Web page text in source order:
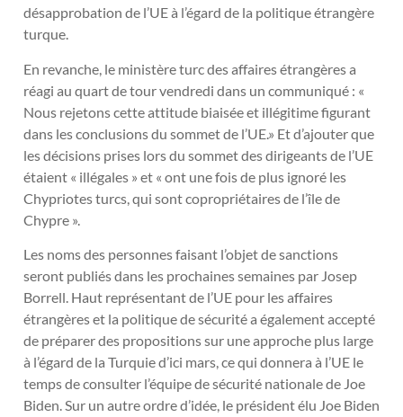
désapprobation de l’UE à l’égard de la politique étrangère
turque.
En revanche, le ministère turc des affaires étrangères a
réagi au quart de tour vendredi dans un communiqué : «
Nous rejetons cette attitude biaisée et illégitime figurant
dans les conclusions du sommet de l’UE.» Et d’ajouter que
les décisions prises lors du sommet des dirigeants de l’UE
étaient « illégales » et « ont une fois de plus ignoré les
Chypriotes turcs, qui sont copropriétaires de l’île de
Chypre ».
Les noms des personnes faisant l’objet de sanctions
seront publiés dans les prochaines semaines par Josep
Borrell. Haut représentant de l’UE pour les affaires
étrangères et la politique de sécurité a également accepté
de préparer des propositions sur une approche plus large
à l’égard de la Turquie d’ici mars, ce qui donnera à l’UE le
temps de consulter l’équipe de sécurité nationale de Joe
Biden. Sur un autre ordre d’idée, le président élu Joe Biden